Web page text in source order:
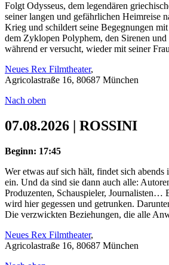
Folgt Odysseus, dem legendären
seiner langen und gefährlichen Heimreise
Krieg und schildert seine Begegnungen
dem Zyklopen Polyphem, den Sirenen
während er versucht, wieder mit seiner
Neues Rex Filmtheater,
Agricolastraße 16, 80687 München
Nach oben
07.08.2026 | ROSSINI
Beginn: 17:45
Wer etwas auf sich hält, findet sich abends
ein. Und da sind sie dann auch alle:
Produzenten, Schauspieler, Journalisten…
wird hier gegessen und getrunken.
Die verzwickten Beziehungen, die alle
Neues Rex Filmtheater,
Agricolastraße 16, 80687 München